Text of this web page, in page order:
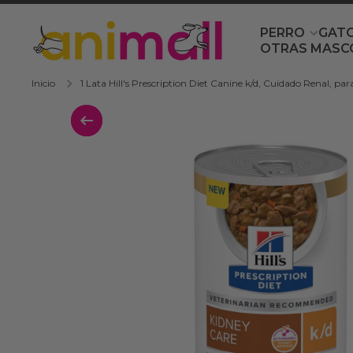
Ir directamente al contenido
PERRO
OTRAS
Inicio 1 Lata Hill's Prescription Diet Canine k/d, Cuidado Renal,